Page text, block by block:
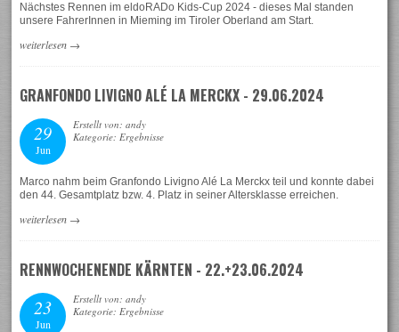
Nächstes Rennen im eldoRADo Kids-Cup 2024 - dieses Mal standen
unsere FahrerInnen in Mieming im Tiroler Oberland am Start.
weiterlesen →
GRANFONDO LIVIGNO ALÉ LA MERCKX - 29.06.2024
29
Jun
Erstellt von: andy
Kategorie: Ergebnisse
Marco nahm beim Granfondo Livigno Alé La Merckx teil und konnte dabei
den 44. Gesamtplatz bzw. 4. Platz in seiner Altersklasse erreichen.
weiterlesen →
RENNWOCHENENDE KÄRNTEN - 22.+23.06.2024
23
Jun
Erstellt von: andy
Kategorie: Ergebnisse